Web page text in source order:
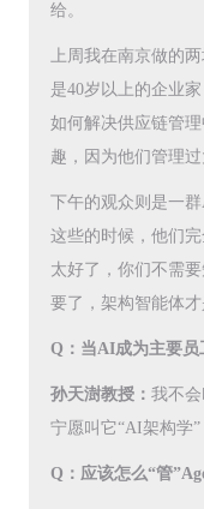
给。
上周我在南京做的
是40岁以上的企业
如何解决供应链管
趣，因为他们管理
下午的观众则是一
这些的时候，他们
太好了，你们不需
要了，架构智能体才
Q：当AI成为主要员
孙天澍教授： 我不
宁愿叫它“AI架构学”
Q：应该怎么“管